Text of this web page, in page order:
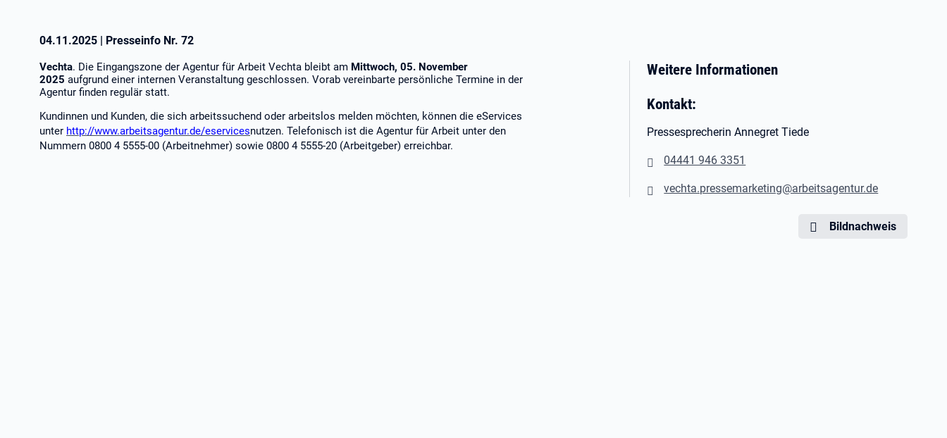
04.11.2025 | Presseinfo Nr. 72
Vechta. Die Eingangszone der Agentur für Arbeit Vechta bleibt am Mittwoch, 05. November
2025 aufgrund einer internen Veranstaltung geschlossen. Vorab vereinbarte persönliche Termine in der
Agentur finden regulär statt.
Kundinnen und Kunden, die sich arbeitssuchend oder arbeitslos melden möchten, können die eServices
unter http://www.arbeitsagentur.de/eservicesnutzen. Telefonisch ist die Agentur für Arbeit unter den
Nummern 0800 4 5555-00 (Arbeitnehmer) sowie 0800 4 5555-20 (Arbeitgeber) erreichbar.
Weitere Informationen
Kontakt:
Pressesprecherin Annegret Tiede
04441 946 3351
vechta.pressemarketing@arbeitsagentur.de
Bildnachweis